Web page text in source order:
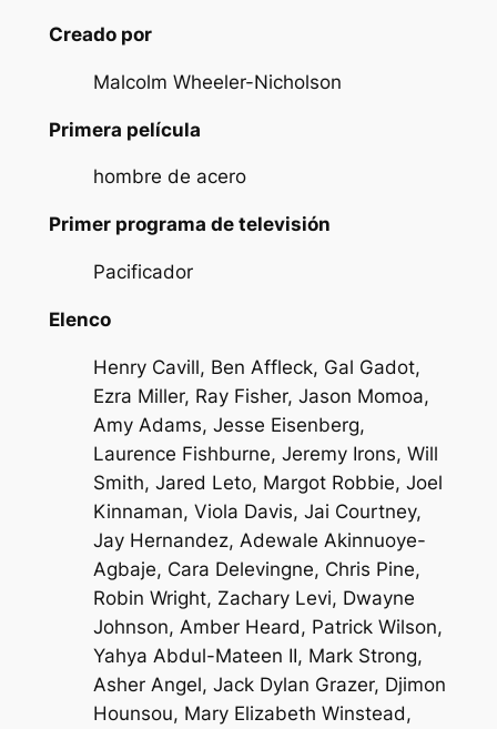
Creado por
Malcolm Wheeler-Nicholson
Primera película
hombre de acero
Primer programa de televisión
Pacificador
Elenco
Henry Cavill, Ben Affleck, Gal Gadot,
Ezra Miller, Ray Fisher, Jason Momoa,
Amy Adams, Jesse Eisenberg,
Laurence Fishburne, Jeremy Irons, Will
Smith, Jared Leto, Margot Robbie, Joel
Kinnaman, Viola Davis, Jai Courtney,
Jay Hernandez, Adewale Akinnuoye-
Agbaje, Cara Delevingne, Chris Pine,
Robin Wright, Zachary Levi, Dwayne
Johnson, Amber Heard, Patrick Wilson,
Yahya Abdul-Mateen II, Mark Strong,
Asher Angel, Jack Dylan Grazer, Djimon
Hounsou, Mary Elizabeth Winstead,